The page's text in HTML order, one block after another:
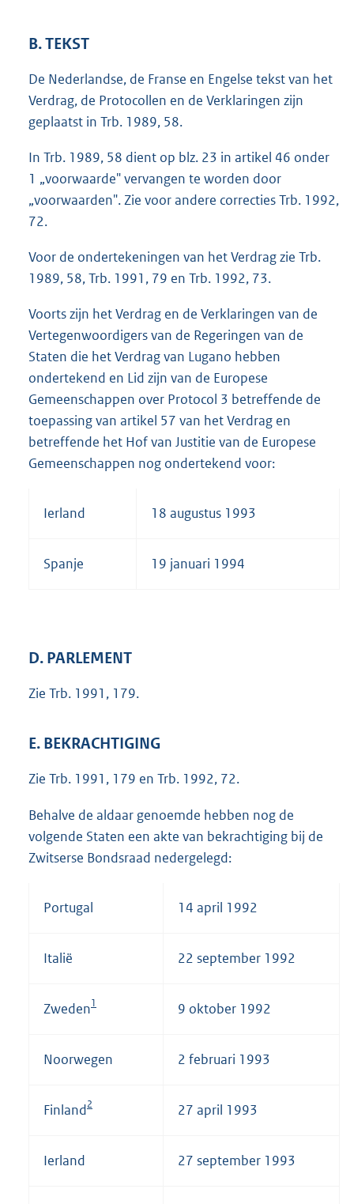
B. TEKST
De Nederlandse, de Franse en Engelse tekst van het
Verdrag, de Protocollen en de Verklaringen zijn
geplaatst in Trb. 1989, 58.
In Trb. 1989, 58 dient op blz. 23 in artikel 46 onder
1 „voorwaarde" vervangen te worden door
„voorwaarden". Zie voor andere correcties Trb. 1992,
72.
Voor de ondertekeningen van het Verdrag zie Trb.
1989, 58, Trb. 1991, 79 en Trb. 1992, 73.
Voorts zijn het Verdrag en de Verklaringen van de
Vertegenwoordigers van de Regeringen van de
Staten die het Verdrag van Lugano hebben
ondertekend en Lid zijn van de Europese
Gemeenschappen over Protocol 3 betreffende de
toepassing van artikel 57 van het Verdrag en
betreffende het Hof van Justitie van de Europese
Gemeenschappen nog ondertekend voor:
Ierland 18 augustus 1993
Spanje 19 januari 1994
D. PARLEMENT
Zie Trb. 1991, 179.
E. BEKRACHTIGING
Zie Trb. 1991, 179 en Trb. 1992, 72.
Behalve de aldaar genoemde hebben nog de
volgende Staten een akte van bekrachtiging bij de
Zwitserse Bondsraad nedergelegd:
Portugal 14 april 1992
Italië 22 september 1992
Zweden1 9 oktober 1992
Noorwegen 2 februari 1993
Finland2 27 april 1993
Ierland 27 september 1993